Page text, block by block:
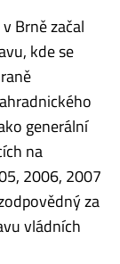
Brně začal
kde se
generální
na
2006, 2007
za
vládních